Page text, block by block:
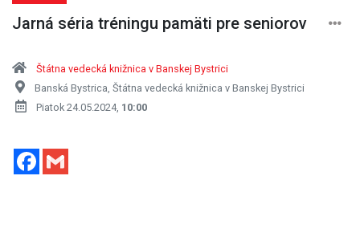
Jarná séria tréningu pamäti pre seniorov
Štátna vedecká knižnica v Banskej Bystrici
Banská Bystrica, Štátna vedecká knižnica v Banskej Bystrici
Piatok 24.05.2024, 10:00
Facebook